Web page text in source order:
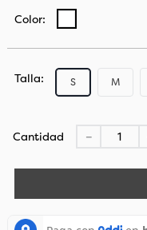
Talla S M
Cantidad －